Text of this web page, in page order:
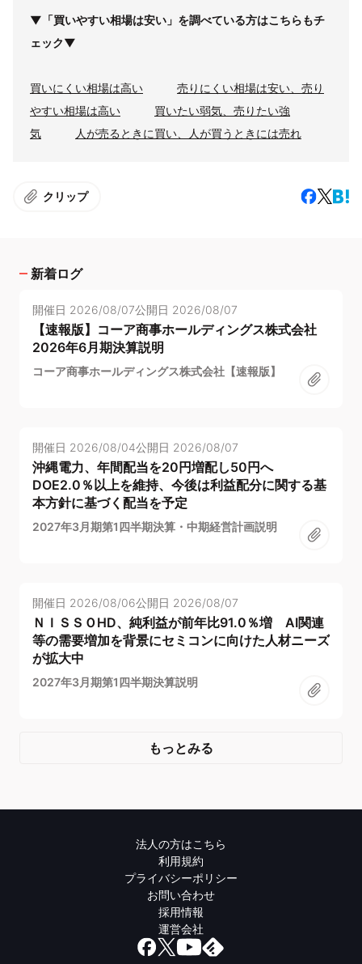
▼「買いやすい相場は安い」を調べている方はこちらもチ
ェック▼
買いにくい相場は高い
売りにくい相場は安い、売り
やすい相場は高い
買いたい弱気、売りたい強
気
人が売るときに買い、人が買うときには売れ
クリップ
新着ログ
開催日 2026/08/07公開日 2026/08/07
【速報版】コーア商事ホールディングス株式会社
2026年6月期決算説明
コーア商事ホールディングス株式会社【速報版】
開催日 2026/08/04公開日 2026/08/07
沖縄電力、年間配当を20円増配し50円へ
DOE2.0％以上を維持、今後は利益配分に関する基
本方針に基づく配当を予定
2027年3月期第1四半期決算・中期経営計画説明
開催日 2026/08/06公開日 2026/08/07
ＮＩＳＳＯHD、純利益が前年比91.0％増 AI関連
等の需要増加を背景にセミコンに向けた人材ニーズ
が拡大中
2027年3月期第1四半期決算説明
もっとみる
法人の方はこちら
利用規約
プライバシーポリシー
お問い合わせ
採用情報
運営会社